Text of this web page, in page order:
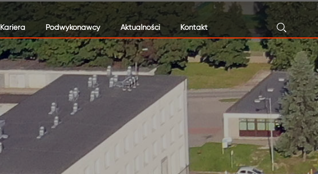
Kariera Podwykonawcy Aktualności Kontakt